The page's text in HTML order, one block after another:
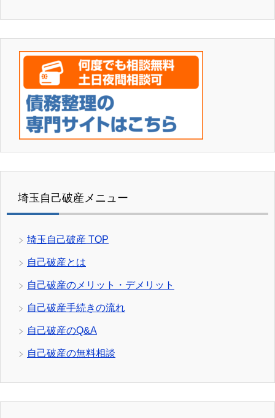
埼玉自己破産メニュー
埼玉自己破産 TOP
自己破産とは
自己破産のメリット・デメリット
自己破産手続きの流れ
自己破産のQ&A
自己破産の無料相談